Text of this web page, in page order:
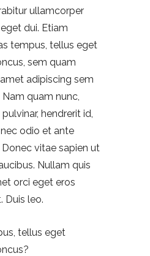
ullamcorper
dui. Etiam
tempus, tellus eget
sem quam
adipiscing sem
quam nunc,
hendrerit id,
odio et ante
vitae sapien ut
Nullam quis
orci eget eros
Duis leo.
tellus eget